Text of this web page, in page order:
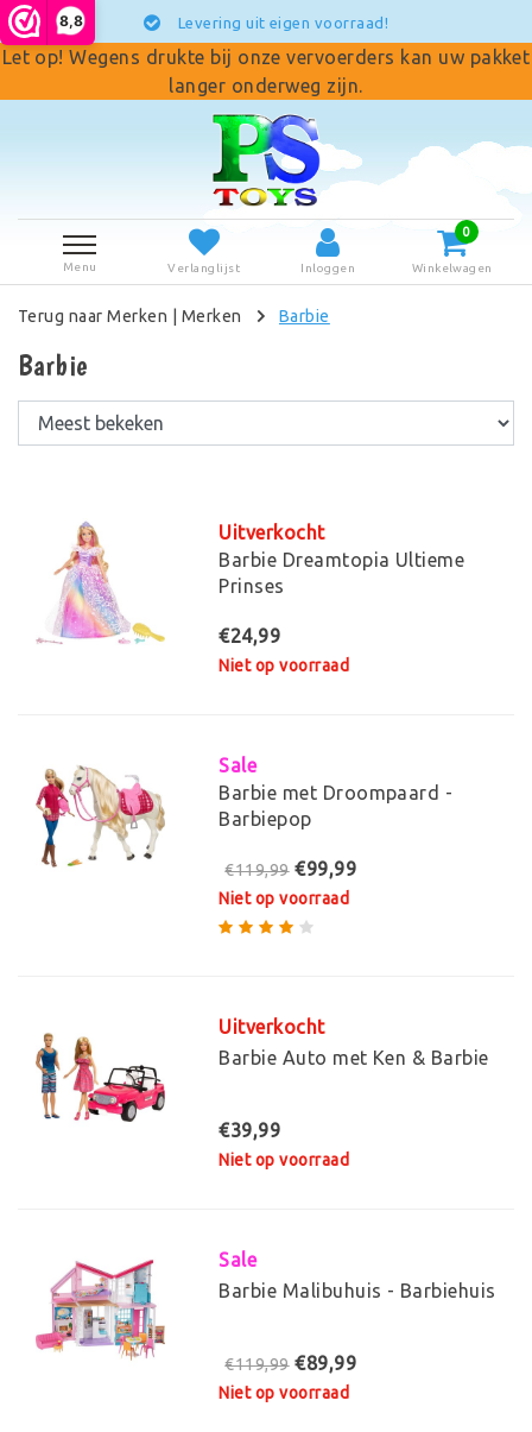
8,8 Levering uit eigen voorraad!
Let op! Wegens drukte bij onze vervoerders kan uw pakket
langer onderweg zijn.
Menu Verlanglijst Inloggen
0
Winkelwagen
Terug naar Merken | Merken Barbie
Barbie
Uitverkocht
Barbie Dreamtopia Ultieme
Prinses
€24,99
Niet op voorraad
Sale
Barbie met Droompaard -
Barbiepop
€119,99 €99,99
Niet op voorraad
Uitverkocht
Barbie Auto met Ken & Barbie
€39,99
Niet op voorraad
Sale
Barbie Malibuhuis - Barbiehuis
€119,99 €89,99
Niet op voorraad